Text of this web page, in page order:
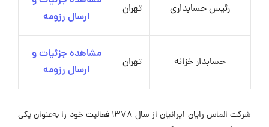
رئیس حسابداری تهران
ارسال رزومه
حسابدار خزانه تهران
مشاهده جزئیات و
ارسال رزومه
شرکت الماس رایان ایرانیان از سال 1378 فعالیت خود را به‌عنوان یکی